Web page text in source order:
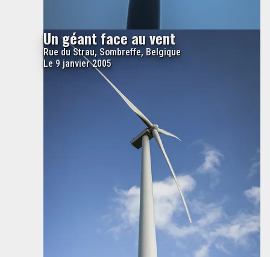
Un géant face au vent
Rue du Strau, Sombreffe, Belgique
Le 9 janvier 2005